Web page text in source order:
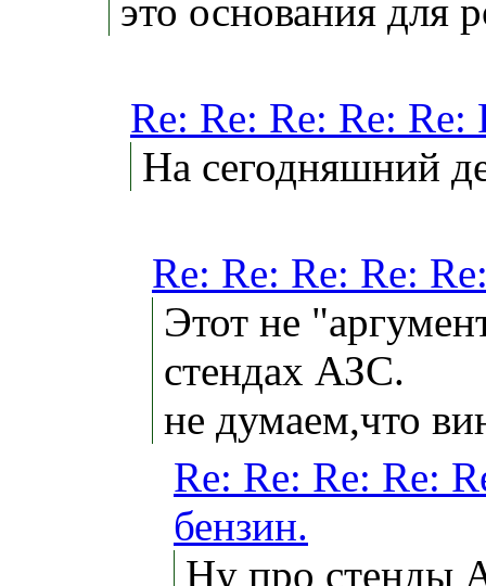
это основания для
Re: Re: Re: Re:
На сегодняшний
Re: Re: Re: Re:
Этот не
стендах АЗС.
не думаем,что
Re: Re: Re: Re:
бензин.
Ну про стенды